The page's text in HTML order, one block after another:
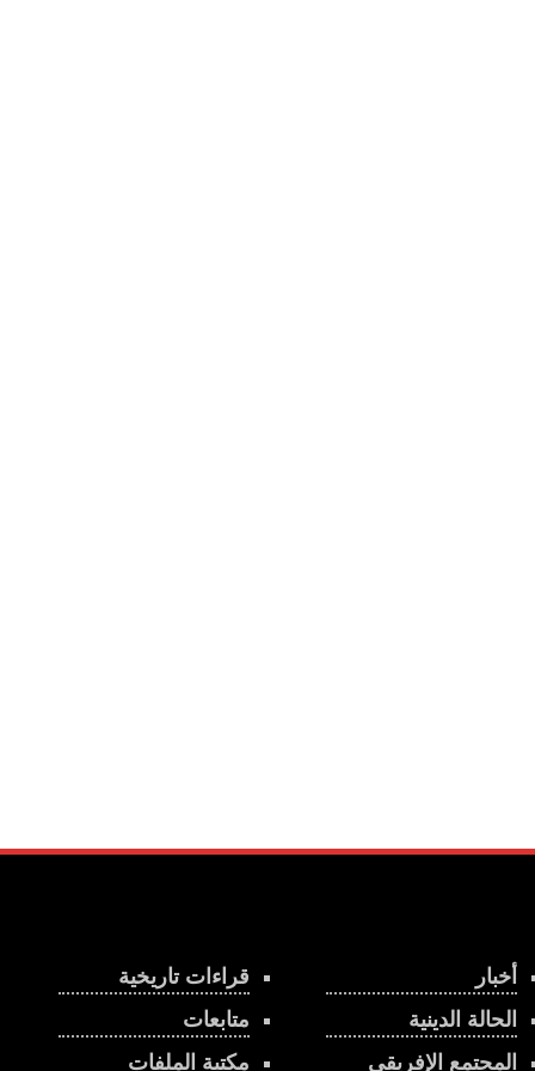
قراءات تاريخية
متابعات
مكتبة الملفات
أخبار
الحالة الدينية
المجتمع الإفريقي